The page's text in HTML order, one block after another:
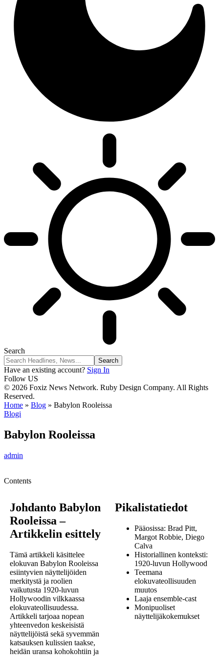
Search
Have an existing account? Sign In
Follow US
© 2026 Foxiz News Network. Ruby Design Company. All Rights
Reserved.
Home » Blog » Babylon Rooleissa
Blogi
Babylon Rooleissa
admin
Contents
Johdanto Babylon
Rooleissa –
Artikkelin esittely
Tämä artikkeli käsittelee
elokuvan Babylon Rooleissa
esiintyvien näyttelijöiden
merkitystä ja roolien
vaikutusta 1920-luvun
Hollywoodin vilkkaassa
elokuvateollisuudessa.
Artikkeli tarjoaa nopean
yhteenvedon keskeisistä
näyttelijöistä sekä syvemmän
katsauksen kulissien taakse,
heidän uransa kohokohtiin ja
Pikalistatiedot
Pääosissa: Brad Pitt,
Margot Robbie, Diego
Calva
Historiallinen konteksti:
1920-luvun Hollywood
Teemana
elokuvateollisuuden
muutos
Laaja ensemble-cast
Monipuoliset
näyttelijäkokemukset